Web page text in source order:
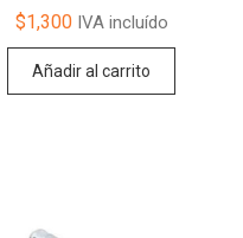
$1,300IVA incluído
Añadir al carrito